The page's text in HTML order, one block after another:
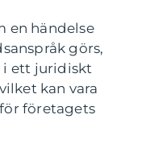
en händelse
görs,
i ett juridiskt
kan vara
företagets